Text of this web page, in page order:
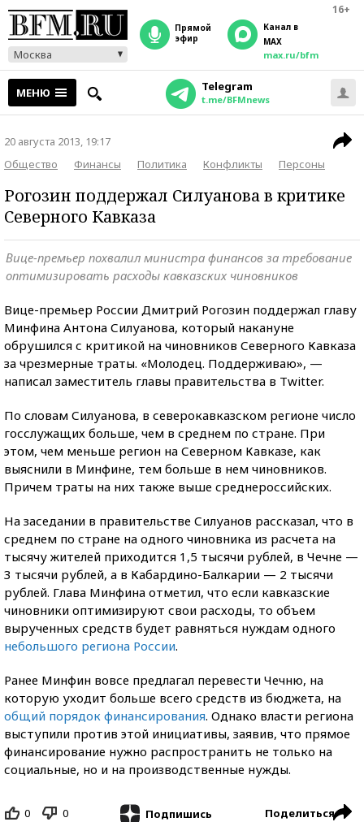
16+
Москва
прямой
эфир
Канал в
MAX
max.ru/bfm
МЕНЮ Telegram
t.me/BFMnews
20 августа 2013, 19:17
Общество
Финансы Политика Конфликты Персоны
Рогозин поддержал Силуанова в критике
Северного Кавказа
Вице-премьер похвалил министра финансов за требование
оптимизировать расходы кавказских чиновников
Вице-премьер России Дмитрий Рогозин поддержал главу
Минфина Антона Силуанова, который накануне
обрушился с критикой на чиновников Северного Кавказа
за чрезмерные траты. «Молодец. Поддерживаю», —
написал заместитель главы правительства в Twitter.
По словам Силуанова, в северокавказском регионе число
госслужащих больше, чем в среднем по стране. При
этом, чем меньше регион на Северном Кавказе, как
выяснили в Минфине, тем больше в нем чиновников.
Причем траты на них также выше среднероссийских.
На заседании в правительстве Силуанов рассказал, что в
среднем по стране на одного чиновника из расчета на
тысячу жителей приходится 1,5 тысячи рублей, в Чечне —
3 тысячи рублей, а в Кабардино-Балкарии — 2 тысячи
рублей. Глава Минфина отметил, что если кавказские
чиновники оптимизируют свои расходы, то объем
вырученных средств будет равняться нуждам одного
небольшого региона России.
Ранее Минфин вовсе предлагал перевести Чечню, на
которую уходит больше всего средств из бюджета, на
общий порядок финансирования. Однако власти региона
выступили против этой инициативы, заявив, что прямое
финансирование нужно распространить не только на
социальные, но и на производственные нужды.
0 0 Подпишись Поделиться